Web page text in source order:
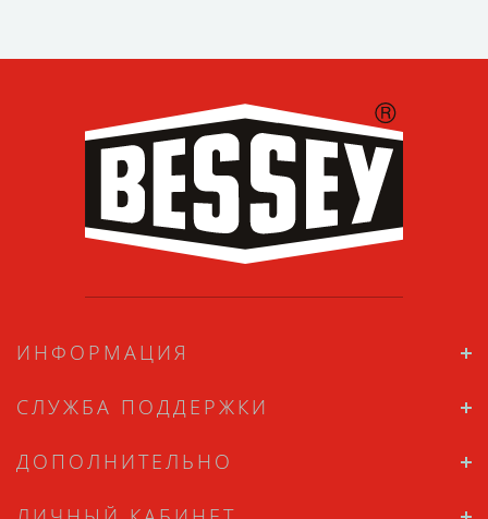
ИНФОРМАЦИЯ
СЛУЖБА ПОДДЕРЖКИ
ДОПОЛНИТЕЛЬНО